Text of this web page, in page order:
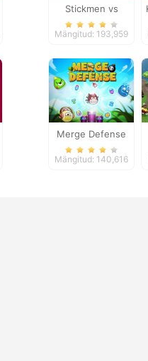
Stickmen vs
Zombies
Mängitud: 193,959
Merge Defense
Mängitud: 140,616